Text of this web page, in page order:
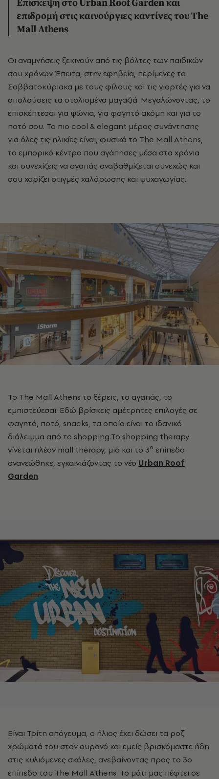
Επίσκεψη στο Urban Roof Garden και
επιδρομή στις καινούργιες καντίνες του The
Mall Athens
Οι αναμνήσεις ξεκινούν από τις βόλτες των παιδικών
σου χρόνων. Έπειτα, στην εφηβεία, περίμενες τα
Σαββατοκύριακα με τους φίλους και τις γιορτές για να
απολαύσεις τα στολισμένα μαγαζιά. Μεγαλώνοντας, το
επισκέπτεσαι για ψώνια, για φαγητό ακόμη και για το
ποτό σου. Το πιο cool & elegant μέρος συνάντησης
για όλες τις ηλικίες είναι, φυσικά το The Mall Athens,
το εμπορικό κέντρο που αγάπησες μέσα στα χρόνια
και συνεχίζεις να αγαπάς αναβαθμίζεται συνεχώς και
σου χαρίζει στιγμές χαλάρωσης και ψυχαγωγίας.
Το Τhe Mall Athens το ξέρεις, το αγαπάς, το
εμπιστεύεσαι. Εδώ βρίσκεις αμέτρητες επιλογές σε
φαγητό, ποτό, snacks, τα οποία είναι το ιδανικό
διάλειμμα από το shopping.To shopping therapy
γίνεται πλέον mall therapy, μια και το 3ο επίπεδο
ανανεώθηκε, εγκαινιάζοντας το νέο Urban Roof
Garden.
Είναι Τρίτη απόγευμα, ο ήλιος έχει δώσει τα ροζ
χρώματά του στον ουρανό και εμείς βρισκόμαστε ήδη
στις κυλιόμενες σκάλες, ανεβαίνοντας προς το 3ο
επίπεδο του The Mall Athens. Το μάτι μας πέφτει σε